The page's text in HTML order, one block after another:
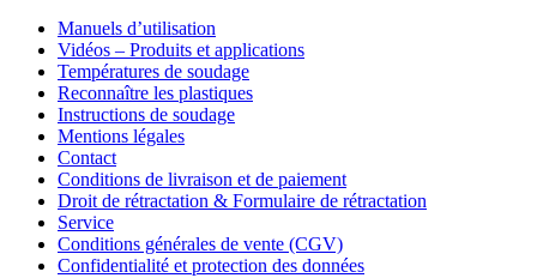
Manuels d’utilisation
Vidéos – Produits et applications
Températures de soudage
Reconnaître les plastiques
Instructions de soudage
Mentions légales
Contact
Conditions de livraison et de paiement
Droit de rétractation & Formulaire de rétractation
Service
Conditions générales de vente (CGV)
Confidentialité et protection des données